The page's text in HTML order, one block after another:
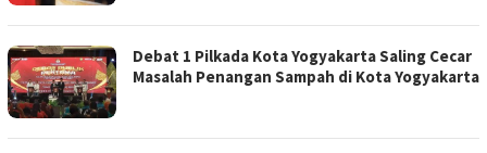
Debat 1 Pilkada Kota Yogyakarta Saling Cecar
Masalah Penangan Sampah di Kota Yogyakarta